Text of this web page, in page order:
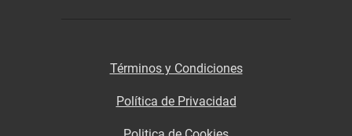
Términos y Condiciones
Política de Privacidad